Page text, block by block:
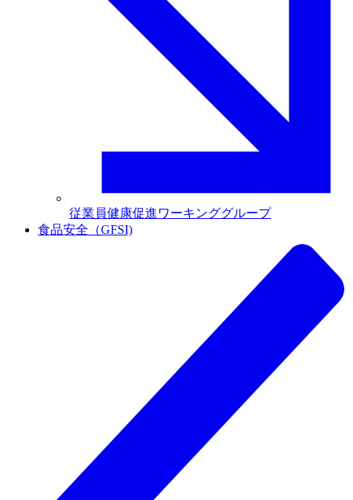
従業員健康促進ワーキンググループ
食品安全（GFSI)